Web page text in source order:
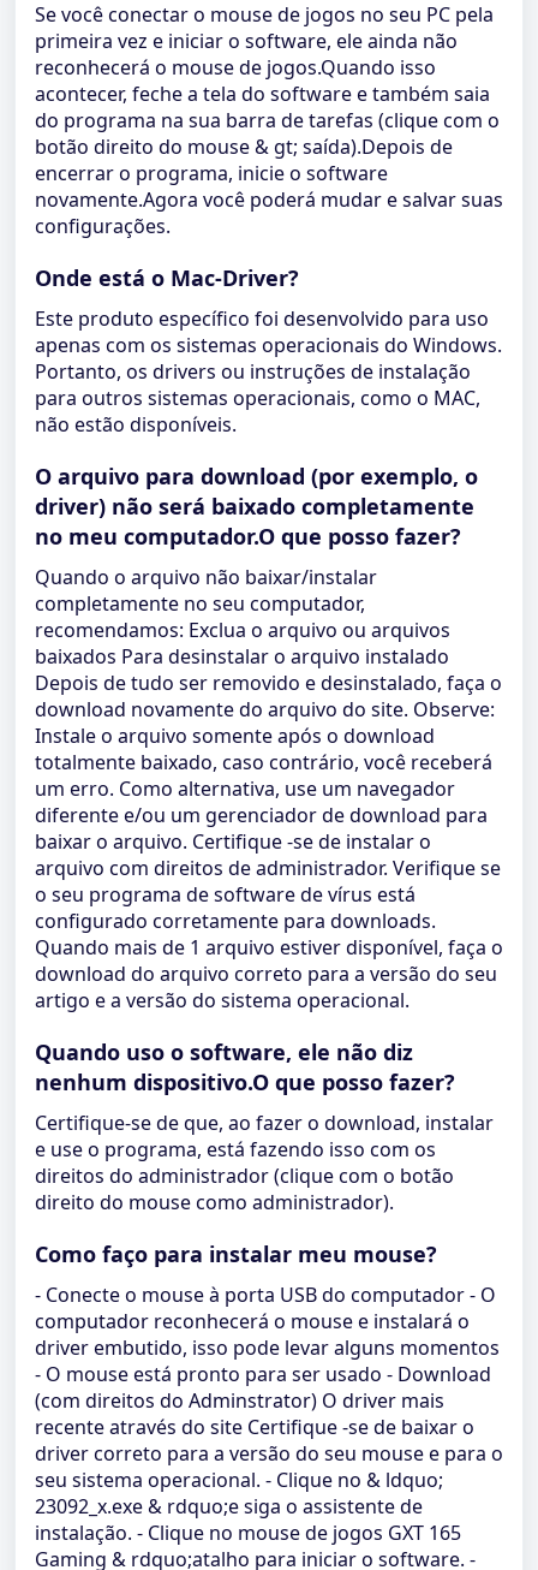
Se você conectar o mouse de jogos no seu PC pela
primeira vez e iniciar o software, ele ainda não
reconhecerá o mouse de jogos.Quando isso
acontecer, feche a tela do software e também saia
do programa na sua barra de tarefas (clique com o
botão direito do mouse & gt; saída).Depois de
encerrar o programa, inicie o software
novamente.Agora você poderá mudar e salvar suas
configurações.
Onde está o Mac-Driver?
Este produto específico foi desenvolvido para uso
apenas com os sistemas operacionais do Windows.
Portanto, os drivers ou instruções de instalação
para outros sistemas operacionais, como o MAC,
não estão disponíveis.
O arquivo para download (por exemplo, o
driver) não será baixado completamente
no meu computador.O que posso fazer?
Quando o arquivo não baixar/instalar
completamente no seu computador,
recomendamos: Exclua o arquivo ou arquivos
baixados Para desinstalar o arquivo instalado
Depois de tudo ser removido e desinstalado, faça o
download novamente do arquivo do site. Observe:
Instale o arquivo somente após o download
totalmente baixado, caso contrário, você receberá
um erro. Como alternativa, use um navegador
diferente e/ou um gerenciador de download para
baixar o arquivo. Certifique -se de instalar o
arquivo com direitos de administrador. Verifique se
o seu programa de software de vírus está
configurado corretamente para downloads.
Quando mais de 1 arquivo estiver disponível, faça o
download do arquivo correto para a versão do seu
artigo e a versão do sistema operacional.
Quando uso o software, ele não diz
nenhum dispositivo.O que posso fazer?
Certifique-se de que, ao fazer o download, instalar
e use o programa, está fazendo isso com os
direitos do administrador (clique com o botão
direito do mouse como administrador).
Como faço para instalar meu mouse?
- Conecte o mouse à porta USB do computador - O
computador reconhecerá o mouse e instalará o
driver embutido, isso pode levar alguns momentos
- O mouse está pronto para ser usado - Download
(com direitos do Adminstrator) O driver mais
recente através do site Certifique -se de baixar o
driver correto para a versão do seu mouse e para o
seu sistema operacional. - Clique no & ldquo;
23092_x.exe & rdquo;e siga o assistente de
instalação. - Clique no mouse de jogos GXT 165
Gaming & rdquo;atalho para iniciar o software. -